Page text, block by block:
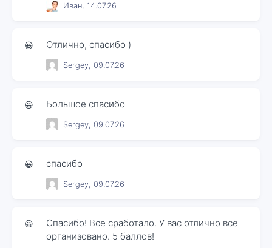
Иван, 14.07.26
😀 Отлично, спасибо )
Sergey, 09.07.26
😀 Большое спасибо
Sergey, 09.07.26
😀 спасибо
Sergey, 09.07.26
😀
Спасибо! Все сработало. У вас отлично все
организовано. 5 баллов!